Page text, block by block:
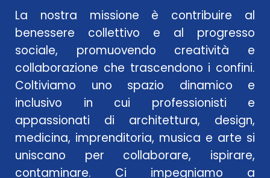
La nostra missione è contribuire al
benessere collettivo e al progresso
sociale, promuovendo creatività e
collaborazione che trascendono i confini.
Coltiviamo uno spazio dinamico e
inclusivo in cui professionisti e
appassionati di architettura, design,
medicina, imprenditoria, musica e arte si
uniscano per collaborare, ispirare,
contaminare. Ci impegniamo a